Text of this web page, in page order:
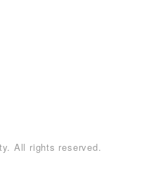
All rights reserved.